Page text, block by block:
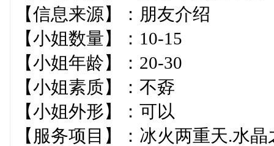
【信息来源】：朋友介绍
【小姐数量】：10-15
【小姐年龄】：20-30
【小姐素质】：不孬
【小姐外形】：可以
【服务项目】：冰火两重天.